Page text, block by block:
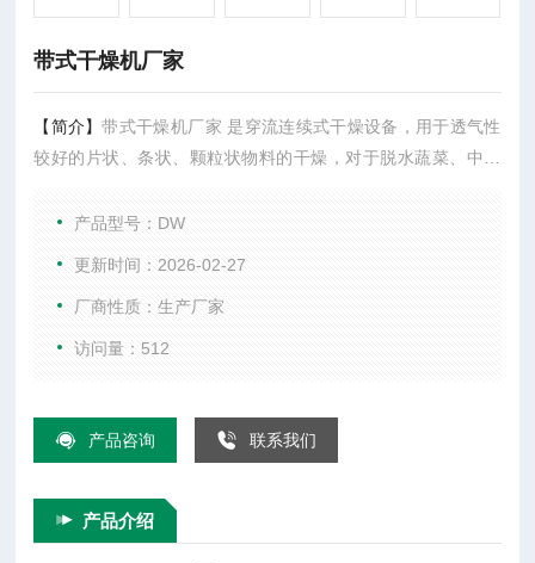
带式干燥机厂家
【简介】带式干燥机厂家 是穿流连续式干燥设备，用于透气性
较好的片状、条状、颗粒状物料的干燥，对于脱水蔬菜、中药
干燥机具有干燥速度快、蒸发强度高、产品质量好的优点，对
产品型号：DW
更新时间：2026-02-27
厂商性质：生产厂家
访问量：512
产品咨询 联系我们
产品介绍